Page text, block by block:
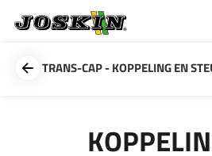
GAMMA
Kies uw
TRANS-CAP - KOPPELING EN